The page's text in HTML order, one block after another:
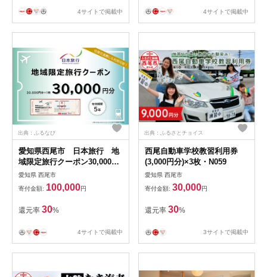
4サイトで掲載中
地返礼品 愛知県 西尾市 送料
4サイトで掲載中
出典：ふるなび
愛知県西尾市 日本旅行 地
域限定旅行クーポン30,000円
分・N072
愛知県 西尾市
寄付金額: 100,000円
還元率 30%
4サイトで掲載中
出典：ふるさとチョイス
西尾自動車学校教習利用券
(3,000円分)×3枚・N059
愛知県 西尾市
寄付金額: 30,000円
還元率 30%
3サイトで掲載中